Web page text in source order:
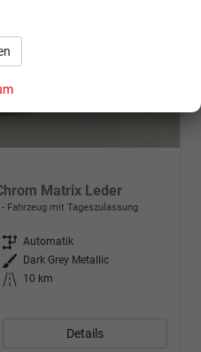
Matrix Leder
Fahrzeug mit Tageszulassung
Getriebe Automatik
Außenfarbe
Dark Grey Metallic
Kilometerstand
10 km
Details